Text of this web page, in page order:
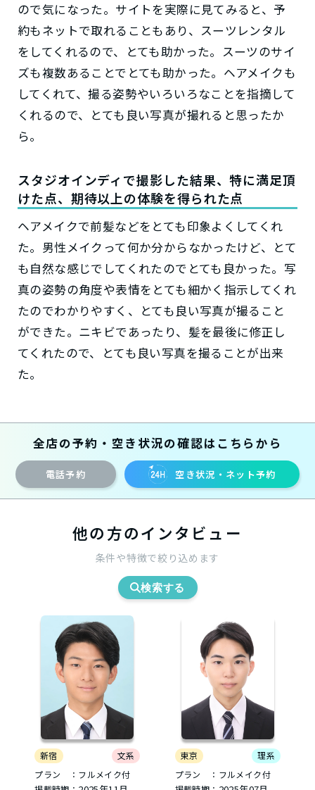
ので気になった。サイトを実際に見てみると、予
約もネットで取れることもあり、スーツレンタル
をしてくれるので、とても助かった。スーツのサイ
ズも複数あることでとても助かった。ヘアメイクも
してくれて、撮る姿勢やいろいろなことを指摘して
くれるので、とても良い写真が撮れると思ったか
ら。
スタジオインディで撮影した結果、特に満足頂
けた点、期待以上の体験を得られた点
ヘアメイクで前髪などをとても印象よくしてくれ
た。男性メイクって何か分からなかったけど、とて
も自然な感じでしてくれたのでとても良かった。写
真の姿勢の角度や表情をとても細かく指示してくれ
たのでわかりやすく、とても良い写真が撮ること
ができた。ニキビであったり、髪を最後に修正し
てくれたので、とても良い写真を撮ることが出来
た。
全店の予約・空き状況の確認はこちらから
電話予約 空き状況・ネット予約
他の方のインタビュー
条件や特徴で絞り込めます
検索する
新宿
文系
プラン ：フルメイク付
東京
理系
プラン ：フルメイク付